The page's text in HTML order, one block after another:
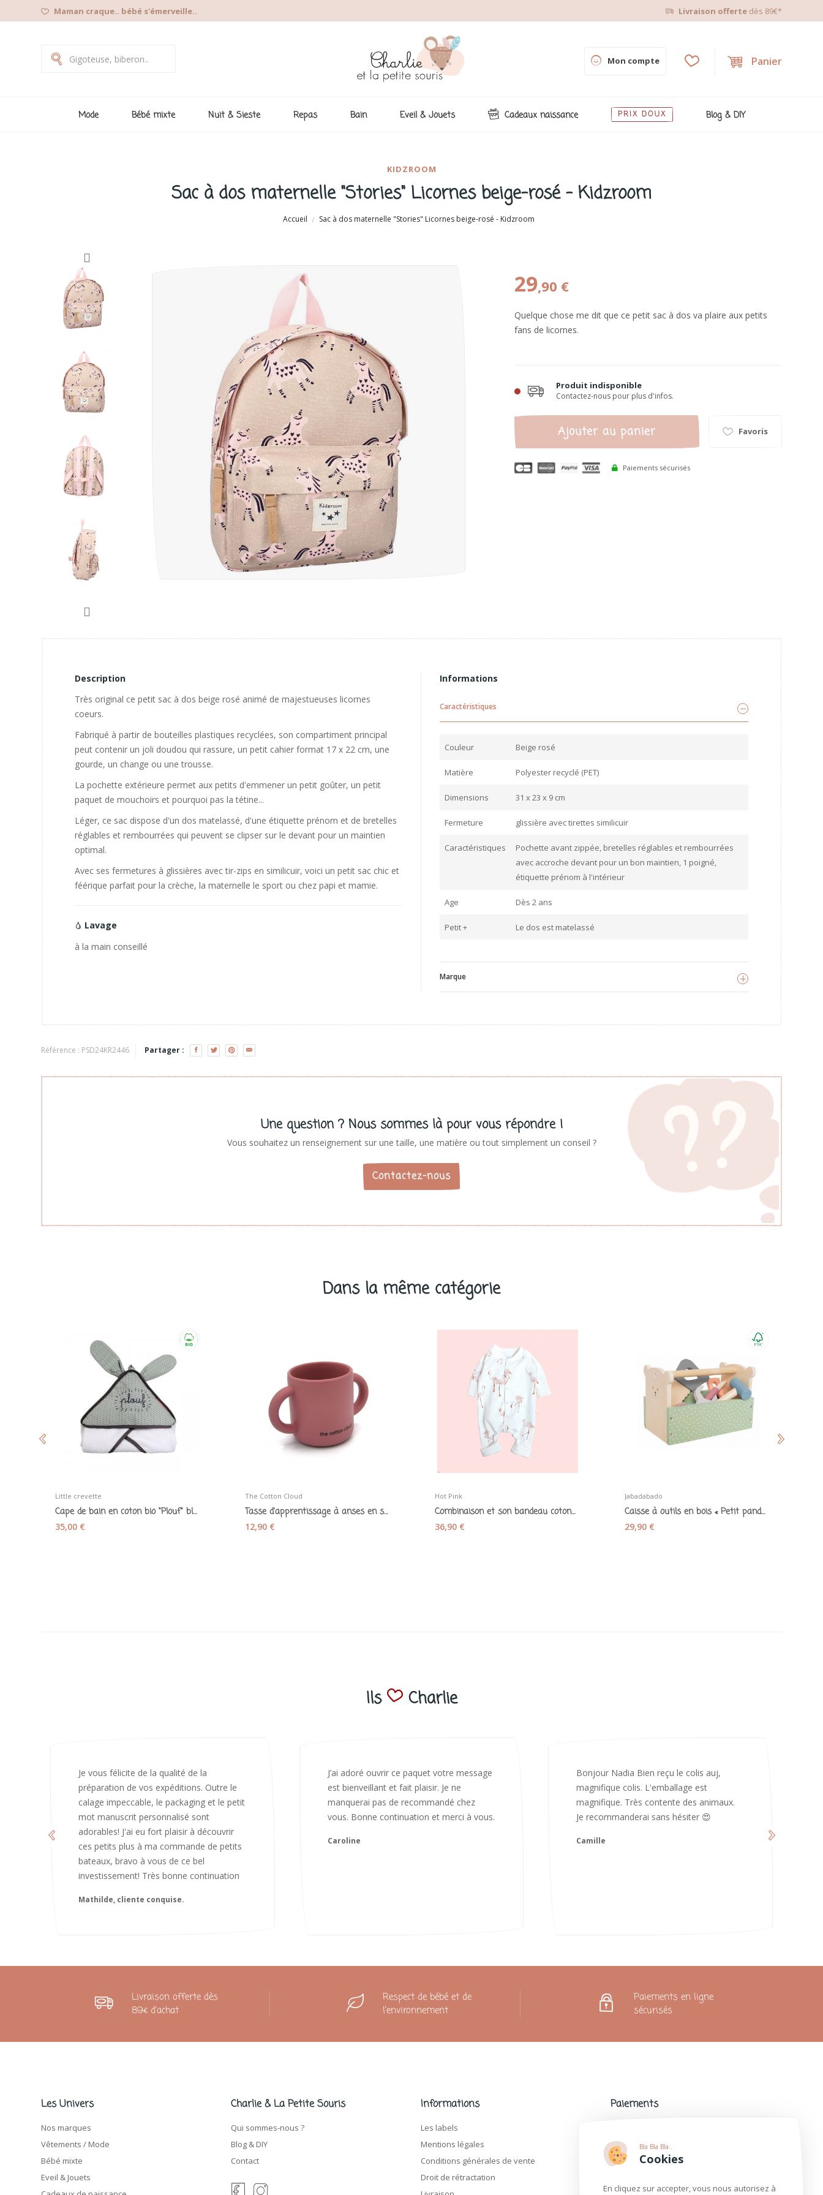
Bla Bla Bla..
Cookies
En cliquez sur accepter, vous nous autorisez à
Maman craque.. bébé s'émerveille.. Livraison offerte dès 89€*
Panier
Mon compte
Mode Bébé mixte Nuit & Sieste Repas Bain Eveil & Jouets Cadeaux naissance PRIX DOUX Blog & DIY
KIDZROOM
Sac à dos maternelle "Stories" Licornes beige-rosé - Kidzroom
Accueil Sac à dos maternelle "Stories" Licornes beige-rosé - Kidzroom
29,90 €
Quelque chose me dit que ce petit sac à dos va plaire aux petits
fans de licornes.
Produit indisponible
Contactez-nous pour plus d'infos.
Ajouter au panier Favoris
Paiements sécurisés
Description
Très original ce petit sac à dos beige rosé animé de majestueuses licornes
coeurs.
Fabriqué à partir de bouteilles plastiques recyclées, son compartiment principal
peut contenir un joli doudou qui rassure, un petit cahier format 17 x 22 cm, une
gourde, un change ou une trousse.
La pochette extérieure permet aux petits d'emmener un petit goûter, un petit
paquet de mouchoirs et pourquoi pas la tétine...
Léger, ce sac dispose d'un dos matelassé, d'une étiquette prénom et de bretelles
réglables et rembourrées qui peuvent se clipser sur le devant pour un maintien
optimal.
Avec ses fermetures à glissières avec tir-zips en similicuir, voici un petit sac chic et
féérique parfait pour la crèche, la maternelle le sport ou chez papi et mamie.
Lavage
à la main conseillé
Informations
Caractéristiques
Couleur Beige rosé
Matière Polyester recyclé (PET)
Dimensions 31 x 23 x 9 cm
Fermeture glissière avec tirettes similicuir
Caractéristiques
Pochette avant zippée, bretelles réglables et rembourrées
avec accroche devant pour un bon maintien, 1 poigné,
étiquette prénom à l'intérieur
Age Dès 2 ans
Petit + Le dos est matelassé
Marque
Référence : PSD24KR2446 Partager :
Une question ? Nous sommes là pour vous répondre !
Vous souhaitez un renseignement sur une taille, une matière ou tout simplement un conseil ?
Contactez-nous
Dans la même catégorie
Little crevette
Cape de bain en coton bio "Plouf" blanche -...
35,00 €
The Cotton Cloud
Tasse d'apprentissage à anses en silicone rose
12,90 €
Hot Pink
Combinaison et son bandeau coton flamant rose
36,90 €
Jabadabado
Caisse à outils en bois « Petit panda »
29,90 €
Ils Charlie
J’ai adoré ouvrir ce paquet votre message
est bienveillant et fait plaisir. Je ne
manquerai pas de recommandé chez
vous. Bonne continuation et merci à vous.
Bonjour Nadia Bien reçu le colis auj,
magnifique colis. L'emballage est
magnifique. Très contente des animaux.
Je recommanderai sans hésiter 😍
Camille
Merci infiniment, c’est magnifique 😍
d’avoir pris le temps de me répondre.
Nous sommes vraiment contents et
avons hâte de les utiliser 😄 bonne soirée
😍
Livraison offerte dès
89€ d'achat
Respect de bébé et de
l'environnement
Paiements en ligne
sécurisés
Les Univers
Nos marques
Vêtements / Mode
Bébé mixte
Eveil & Jouets
Charlie & La Petite Souris
Qui sommes-nous ?
Blog & DIY
Contact
Informations
Les labels
Mentions légales
Conditions générales de vente
Droit de rétractation
Paiements
modes de paiement populaires.
Plus d'informations